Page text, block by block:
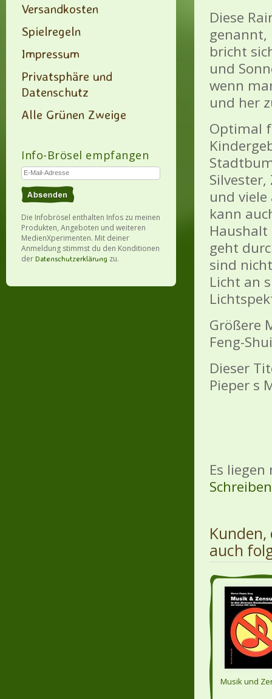
Versandkosten
Spielregeln
Impressum
Privatsphäre und
Datenschutz
Alle Grünen Zweige
Info-Brösel empfangen
Die Infobrösel enthalten Infos zu meinen
Produkten, Angeboten und weiteren
MedienXperimenten. Mit deiner
Anmeldung stimmst du den Konditionen
der Datenschutzerklärung zu.
Diese
genannt,
bricht
und
wenn
und her
Optimal
und viele
kann
geht
sind
Licht an
Größere
Feng-
Dieser
Pieper s
Es
auch
Musik und